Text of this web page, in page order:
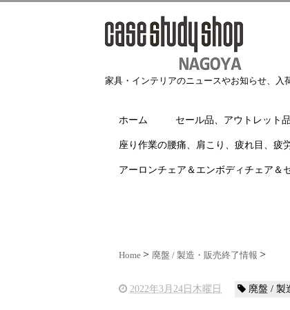
家具・インテリアのニュースやお知らせ、入
ホーム セール品、アウトレット
座り作業の腰痛、肩こり、疲れ目、疲
アーロンチェア＆エンボディチェア＆
Home 廃盤 / 製造・販売終了情報
2022年3月24日木曜日 廃盤 / 製